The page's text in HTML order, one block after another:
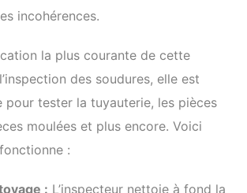
incohérences.
la plus courante de cette
des soudures, elle est
pour tester la tuyauterie, les pièces
moulées et plus encore. Voici
:
: L’inspecteur nettoie à fond la